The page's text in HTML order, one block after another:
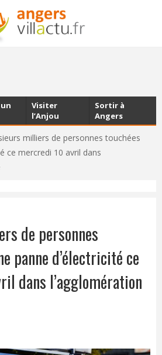
d'Angers, chaque vendredi dans
milliers de personnes touchées
ce mercredi 10 avril dans
Visiter
l’Anjou
Sortir à
Angers
de personnes
panne d’électricité ce
dans l’agglomération